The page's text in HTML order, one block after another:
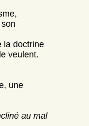
la doctrine
veulent.
une
au mal